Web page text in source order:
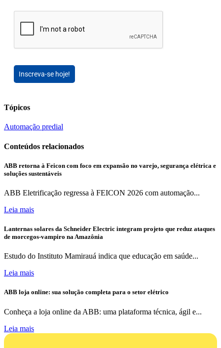
Inscreva-se hoje!
Tópicos
Automação predial
Conteúdos relacionados
ABB retorna à Feicon com foco em expansão no varejo, segurança elétrica e
soluções sustentáveis
ABB Eletrificação regressa à FEICON 2026 com automação...
Leia mais
Lanternas solares da Schneider Electric integram projeto que reduz ataques
de morcegos-vampiro na Amazônia
Estudo do Instituto Mamirauá indica que educação em saúde...
Leia mais
ABB loja online: sua solução completa para o setor elétrico
Conheça a loja online da ABB: uma plataforma técnica, ágil e...
Leia mais